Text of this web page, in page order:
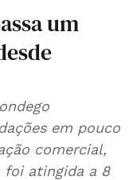
um
em pouco
comercial,
foi atingida a 8